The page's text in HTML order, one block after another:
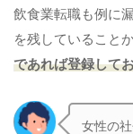
飲食業転職も例に
を残していることか
であれば登録して
女性の